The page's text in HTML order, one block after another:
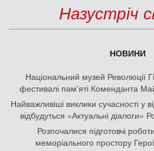
Назустріч
НОВИНИ
Національний музей Революції
фестивалі пам'яті Коменданта
Найважливіші виклики сучасності у
відбудуться «Актуальні діалоги»
Розпочалися підготовчі
меморіального простору